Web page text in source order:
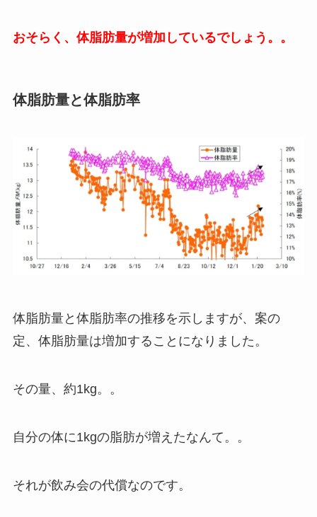
おそらく、体脂肪量が増加しているでしょう。。
体脂肪量と体脂肪率
体脂肪量と体脂肪率の推移を示しますが、案の
定、体脂肪量は増加することになりました。
その量、約1kg。。
自分の体に1kgの脂肪が増えたなんて。。
それが飲み会の代償なのです。